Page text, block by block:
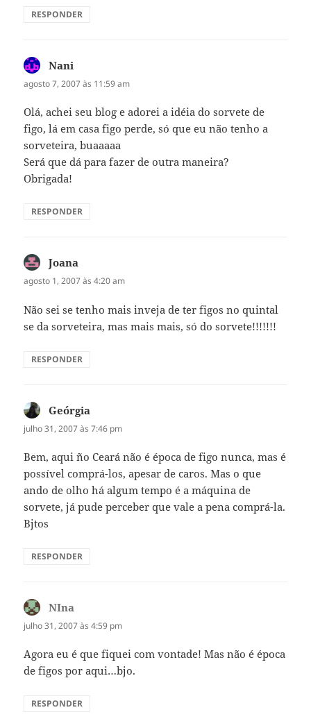
RESPONDER
Nani
agosto 7, 2007 às 11:59 am
Olá, achei seu blog e adorei a idéia do sorvete de
figo, lá em casa figo perde, só que eu não tenho a
sorveteira, buaaaaa
Será que dá para fazer de outra maneira?
Obrigada!
RESPONDER
Joana
agosto 1, 2007 às 4:20 am
Não sei se tenho mais inveja de ter figos no quintal
se da sorveteira, mas mais mais, só do sorvete!!!!!!!
RESPONDER
Geórgia
julho 31, 2007 às 7:46 pm
Bem, aqui ño Ceará não é época de figo nunca, mas é
possível comprá-los, apesar de caros. Mas o que
ando de olho há algum tempo é a máquina de
sorvete, já pude perceber que vale a pena comprá-la.
Bjtos
RESPONDER
NIna
julho 31, 2007 às 4:59 pm
Agora eu é que fiquei com vontade! Mas não é época
de figos por aqui…bjo.
RESPONDER